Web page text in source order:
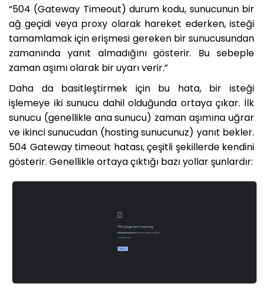
“504 (Gateway Timeout) durum kodu, sunucunun bir
ağ geçidi veya proxy olarak hareket ederken, isteği
tamamlamak için erişmesi gereken bir sunucusundan
zamanında yanıt almadığını gösterir. Bu sebeple
zaman aşımı olarak bir uyarı verir.”
Daha da basitleştirmek için bu hata, bir isteği
işlemeye iki sunucu dahil olduğunda ortaya çıkar. İlk
sunucu (genellikle ana sunucu) zaman aşımına uğrar
ve ikinci sunucudan (hosting sunucunuz) yanıt bekler.
504 Gateway timeout hatası, çeşitli şekillerde kendini
gösterir. Genellikle ortaya çıktığı bazı yollar şunlardır: